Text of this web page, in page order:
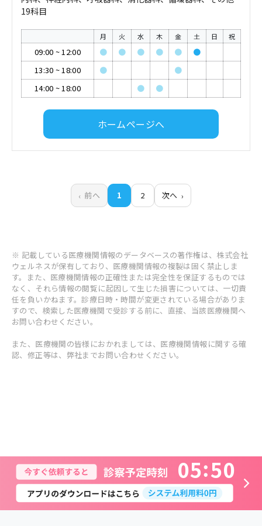
19科目
月 火 水 木 金 土 日 祝
09:00 ~12:00 ● ● ● ● ●
●
13:30 ~18:00 ●
●
14:00 ~18:00 ● ●
ホームページへ
前へ 1 2 次へ
※ 記載している医療機関情報のデータベースの著作権は、株式会社
ウェルネスが保有しており、医療機関情報の複製は固く禁止しま
す。また、医療機関情報の正確性または完全性を保証するものでは
なく、それら情報の閲覧に起因して生じた損害については、一切責
任を負いかねます。診療日時・時間が変更されている場合がありま
すので、検索した医療機関で受診する前に、直接、当該医療機関へ
お問い合わせください。
また、医療機関の皆様におかれましては、医療機関情報に関する確
認、修正等は、弊社までお問い合わせください。
05 50